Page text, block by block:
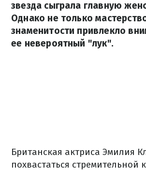
звезда сыграла главную
Однако не только
знаменитости привлекло
ее невероятный "лук".
Британская актриса Эмилия
похвастаться стремительной